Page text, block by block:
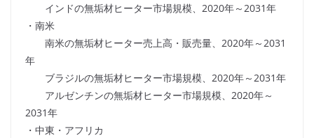
インドの無垢材ヒーター市場規模、2020年～2031年
・南米
南米の無垢材ヒーター売上高・販売量、2020年～2031
年
ブラジルの無垢材ヒーター市場規模、2020年～2031年
アルゼンチンの無垢材ヒーター市場規模、2020年～
2031年
・中東・アフリカ